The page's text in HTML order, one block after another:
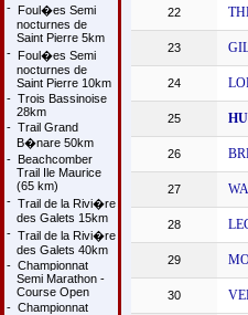
- Foul�es Semi
nocturnes de
Saint Pierre 5km
- Foul�es Semi
nocturnes de
Saint Pierre 10km
- Trois Bassinoise
28km
- Trail Grand
B�nare 50km
- Beachcomber
Trail Ile Maurice
(65 km)
- Trail de la Rivi�re
des Galets 15km
- Trail de la Rivi�re
des Galets 40km
- Championnat
Semi Marathon -
Course Open
- Championnat
22
23
24
25
26
27
28
29
30